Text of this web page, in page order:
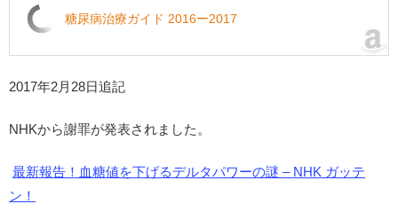
糖尿病治療ガイド 2016ー2017
2017年2月28日追記
NHKから謝罪が発表されました。
最新報告！血糖値を下げるデルタパワーの謎 – NHK ガッテ
ン！